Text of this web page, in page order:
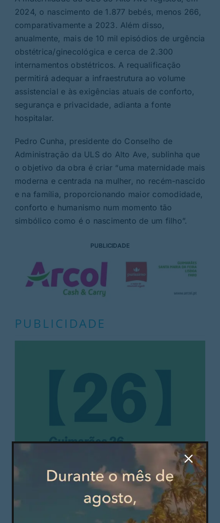
2024, o nascimento de 1.877 bebés, menos 266,
comparativamente a 2023. Além disso,
anualmente, mais de 10 mil episódios de urgência
obstétrica/ginecológica e cerca de 2.300
internamentos obstétricos. A requalificação
permitirá adequar a infraestrutura ao volume
assistencial e às exigências atuais de conforto,
segurança e privacidade, adianta a fonte
hospitalar.
Pedro Cunha, presidente do Conselho de
Administração da ULS do Alto Ave, sublinha que
o objetivo da obra é criar “uma maternidade mais
moderna e centrada na mulher, no recém-nascido
e na família, proporcionando maior comodidade,
conforto e humanismo num momento tão
simbólico como é o nascimento de um filho”.
PUBLICIDADE
PUBLICIDADE